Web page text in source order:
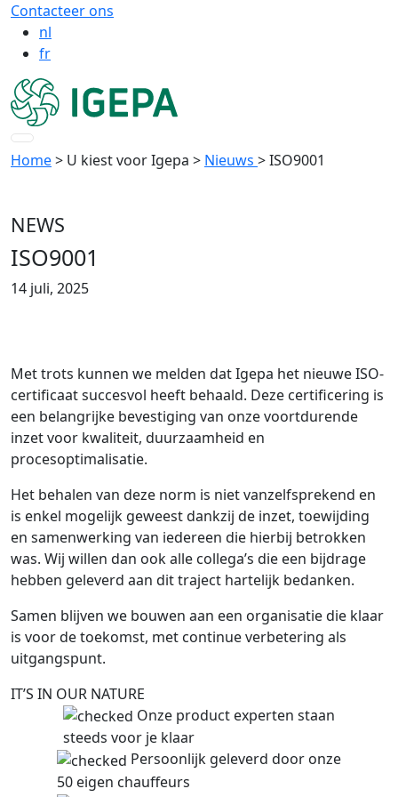
Contacteer ons
nl
fr
Home> U kiest voor Igepa > Nieuws > ISO9001
NEWS
ISO9001
14 juli, 2025
Met trots kunnen we melden dat Igepa het nieuwe ISO-
certificaat succesvol heeft behaald. Deze certificering is
een belangrijke bevestiging van onze voortdurende
inzet voor kwaliteit, duurzaamheid en
procesoptimalisatie.
Het behalen van deze norm is niet vanzelfsprekend en
is enkel mogelijk geweest dankzij de inzet, toewijding
en samenwerking van iedereen die hierbij betrokken
was. Wij willen dan ook alle collega’s die een bijdrage
hebben geleverd aan dit traject hartelijk bedanken.
Samen blijven we bouwen aan een organisatie die klaar
is voor de toekomst, met continue verbetering als
uitgangspunt.
IT’S IN OUR NATURE
Onze product experten staan
steeds voor je klaar
Persoonlijk geleverd door onze
50 eigen chauffeurs